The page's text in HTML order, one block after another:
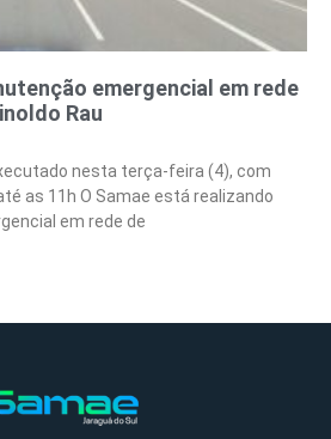
emergencial em rede
Rau
nesta terça-feira (4), com
as 11h O Samae está realizando
em rede de